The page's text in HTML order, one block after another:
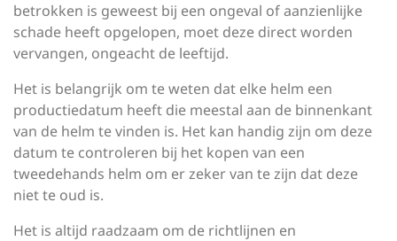
betrokken is geweest bij een ongeval of aanzienlijke
schade heeft opgelopen, moet deze direct worden
vervangen, ongeacht de leeftijd.
Het is belangrijk om te weten dat elke helm een
productiedatum heeft die meestal aan de binnenkant
van de helm te vinden is. Het kan handig zijn om deze
datum te controleren bij het kopen van een
tweedehands helm om er zeker van te zijn dat deze
niet te oud is.
Het is altijd raadzaam om de richtlijnen en